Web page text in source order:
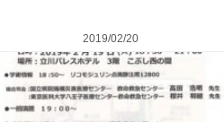
2019/02/20